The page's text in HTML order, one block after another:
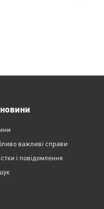
новини
важливі справи
і повідомлення